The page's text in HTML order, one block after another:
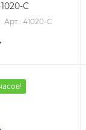
C
Арт.: 41020-C